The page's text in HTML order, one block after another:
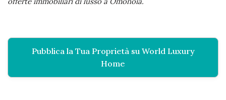
Pubblica la Tua Proprietà su World Luxury
Home